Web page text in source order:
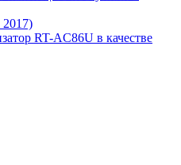
RT-AC86U в качестве